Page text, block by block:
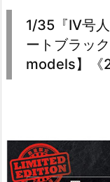
1/35『IV号
ートブラッ
models】《